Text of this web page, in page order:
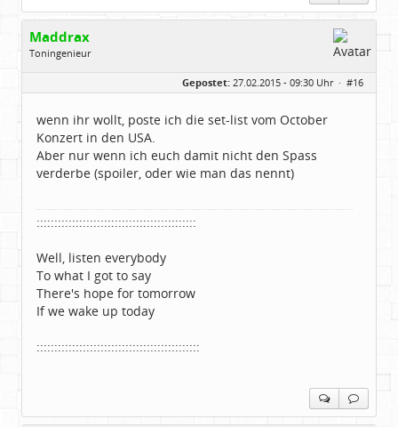
Maddrax
Toningenieur
Beiträge:
5930
Gepostet: 27.02.2015 - 09:30 Uhr · #16
wenn ihr wollt, poste ich die set-list vom October
Konzert in den USA.
Aber nur wenn ich euch damit nicht den Spass
verderbe (spoiler, oder wie man das nennt)
:::::::::::::::::::::::::::::::::::::::::::::
Well, listen everybody
To what I got to say
There's hope for tomorrow
If we wake up today
::::::::::::::::::::::::::::::::::::::::::::::